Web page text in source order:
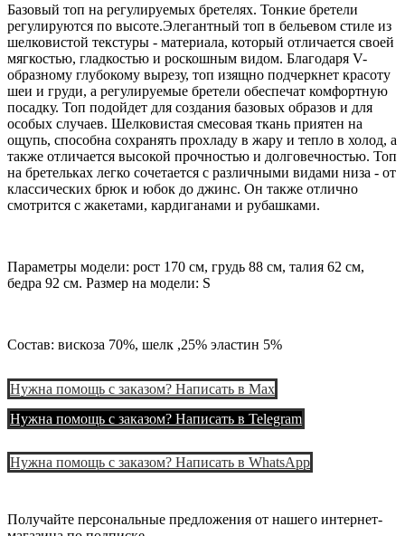
Базовый топ на регулируемых бретелях. Тонкие бретели
регулируются по высоте.Элегантный топ в бельевом стиле из
шелковистой текстуры - материала, который отличается своей
мягкостью, гладкостью и роскошным видом. Благодаря V-
образному глубокому вырезу, топ изящно подчеркнет красоту
шеи и груди, а регулируемые бретели обеспечат комфортную
посадку. Топ подойдет для создания базовых образов и для
особых случаев. Шелковистая смесовая ткань приятен на
ощупь, способна сохранять прохладу в жару и тепло в холод, а
также отличается высокой прочностью и долговечностью. Топ
на бретельках легко сочетается с различными видами низа - от
классических брюк и юбок до джинс. Он также отлично
смотрится с жакетами, кардиганами и рубашками.
Параметры модели: рост 170 см, грудь 88 см, талия 62 см,
бедра 92 см. Размер на модели: S
Состав: вискоза 70%, шелк ,25% эластин 5%
Нужна помощь с заказом? Написать в Мax
Нужна помощь с заказом? Написать в Telegram
Нужна помощь с заказом? Написать в WhatsApp
Получайте персональные предложения от нашего интернет-